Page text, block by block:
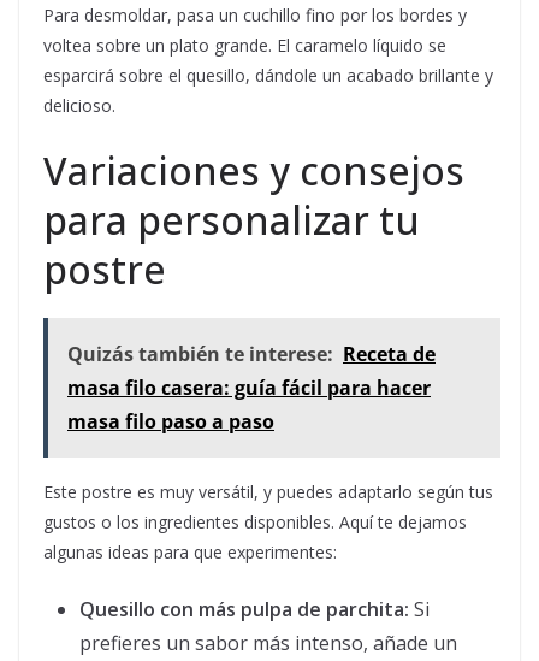
Para desmoldar, pasa un cuchillo fino por los bordes y
voltea sobre un plato grande. El caramelo líquido se
esparcirá sobre el quesillo, dándole un acabado brillante y
delicioso.
Variaciones y consejos
para personalizar tu
postre
Quizás también te interese: Receta de
masa filo casera: guía fácil para hacer
masa filo paso a paso
Este postre es muy versátil, y puedes adaptarlo según tus
gustos o los ingredientes disponibles. Aquí te dejamos
algunas ideas para que experimentes:
Quesillo con más pulpa de parchita: Si
prefieres un sabor más intenso, añade un